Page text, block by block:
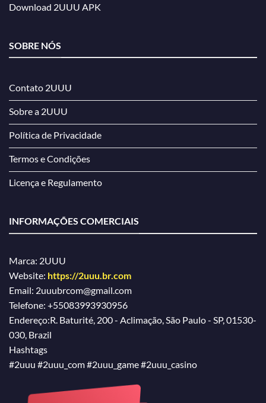
Download 2UUU APK
SOBRE NÓS
Contato 2UUU
Sobre a 2UUU
Política de Privacidade
Termos e Condições
Licença e Regulamento
INFORMAÇÕES COMERCIAIS
Marca: 2UUU
Website: https://2uuu.br.com
Email: 2uuubrcom@gmail.com
Telefone: +55083993930956
Endereço:R. Baturité, 200 - Aclimação, São Paulo - SP, 01530-
030, Brazil
Hashtags
#2uuu #2uuu_com #2uuu_game #2uuu_casino